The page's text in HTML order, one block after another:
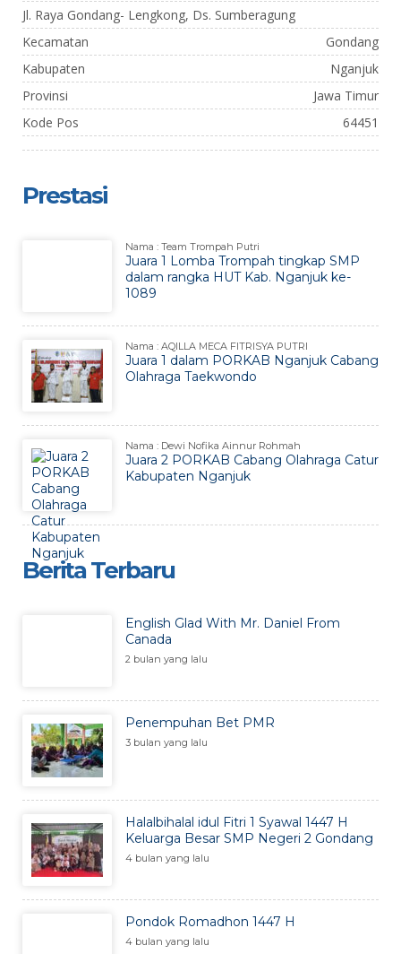
Jl. Raya Gondang- Lengkong, Ds. Sumberagung
Kecamatan
Gondang
Kabupaten
Nganjuk
Provinsi
Jawa Timur
Kode Pos
64451
Prestasi
Nama : Team Trompah Putri
Juara 1 Lomba Trompah tingkap SMP
dalam rangka HUT Kab. Nganjuk ke-
1089
Nama : AQILLA MECA FITRISYA PUTRI
Juara 1 dalam PORKAB Nganjuk Cabang
Olahraga Taekwondo
Nama : Dewi Nofika Ainnur Rohmah
Juara 2 PORKAB Cabang Olahraga Catur
Kabupaten Nganjuk
Berita Terbaru
English Glad With Mr. Daniel From
Canada
2 bulan yang lalu
Penempuhan Bet PMR
3 bulan yang lalu
Halalbihalal idul Fitri 1 Syawal 1447 H
Keluarga Besar SMP Negeri 2 Gondang
4 bulan yang lalu
Pondok Romadhon 1447 H
4 bulan yang lalu